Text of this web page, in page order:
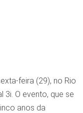
feira (29), no Rio
3i. O evento, que se
anos da